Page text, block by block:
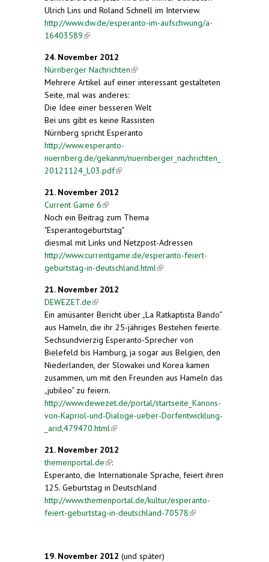
Ulrich Lins und Roland Schnell im Interview.
http://www.dw.de/esperanto-im-aufschwung/a-
16403589(link is external)
24. November 2012
Nürnberger Nachrichten(link is external)
Mehrere Artikel auf einer interessant gestalteten
Seite, mal was anderes:
Die Idee einer besseren Welt
Bei uns gibt es keine Rassisten
Nürnberg spricht Esperanto
http://www.esperanto-
nuernberg.de/gekanm/nuernberger_nachrichten_
20121124_L03.pdf(link is external)
21. November 2012
Current Game 6(link is external)
Noch ein Beitrag zum Thema
"Esperantogeburtstag"
diesmal mit Links und Netzpost-Adressen
http://www.currentgame.de/esperanto-feiert-
geburtstag-in-deutschland.html (link is external)
21. November 2012
DEWEZET.de(link is external)
Ein amüsanter Bericht über „La Ratkaptista Bando“
aus Hameln, die ihr 25-jähriges Bestehen feierte.
Sechsundvierzig Esperanto-Sprecher von
Bielefeld bis Hamburg, ja sogar aus Belgien, den
Niederlanden, der Slowakei und Korea kamen
zusammen, um mit den Freunden aus Hameln das
„jubileo“ zu feiern.
http://www.dewezet.de/portal/startseite_Kanons-
von-Kapriol-und-Dialoge-ueber-Dorfentwicklung-
_arid,479470.html (link is external)
21. November 2012
themenportal.de(link is external)
:
Esperanto, die Internationale Sprache, feiert ihren
125. Geburtstag in Deutschland
http://www.themenportal.de/kultur/esperanto-
feiert-geburtstag-in-deutschland-70578(link is
19. November 2012 (und später)